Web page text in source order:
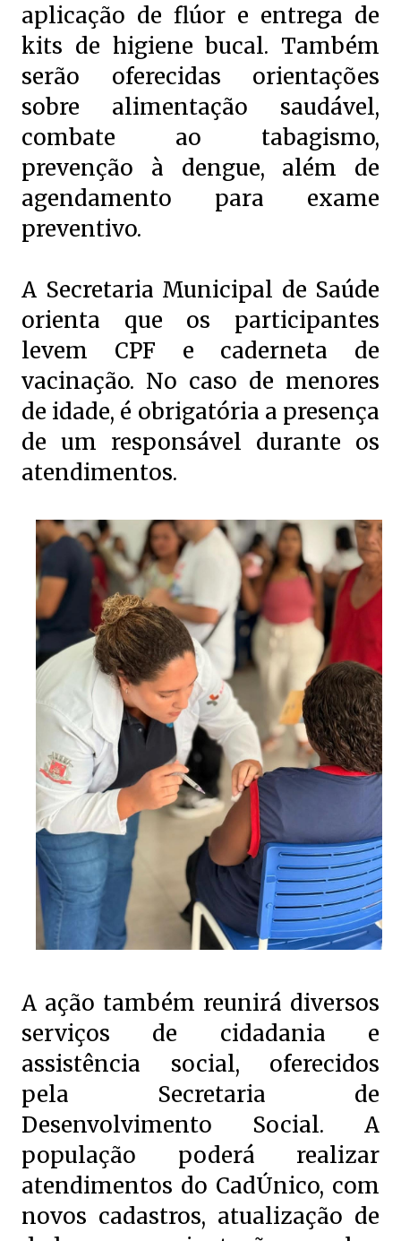
aplicação de flúor e entrega de
kits de higiene bucal. Também
serão oferecidas orientações
sobre alimentação saudável,
combate ao tabagismo,
prevenção à dengue, além de
agendamento para exame
preventivo.
A Secretaria Municipal de Saúde
orienta que os participantes
levem CPF e caderneta de
vacinação. No caso de menores
de idade, é obrigatória a presença
de um responsável durante os
atendimentos.
A ação também reunirá diversos
serviços de cidadania e
assistência social, oferecidos
pela Secretaria de
Desenvolvimento Social. A
população poderá realizar
atendimentos do CadÚnico, com
novos cadastros, atualização de